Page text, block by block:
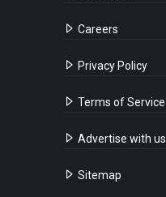
Careers
Privacy Policy
Terms of Service
Advertise with us
Sitemap